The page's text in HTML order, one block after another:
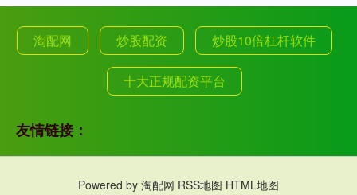
淘配网 炒股配资 炒股10倍杠杆软件
十大正规配资平台
友情链接：
Powered by 淘配网 RSS地图 HTML地图